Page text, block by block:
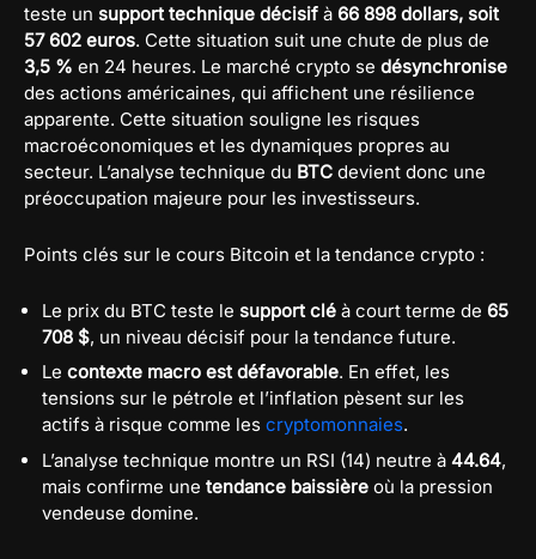
teste un support technique décisif à 66 898 dollars, soit
57 602 euros. Cette situation suit une chute de plus de
3,5 % en 24 heures. Le marché crypto se désynchronise
des actions américaines, qui affichent une résilience
apparente. Cette situation souligne les risques
macroéconomiques et les dynamiques propres au
secteur. L’analyse technique du BTC devient donc une
préoccupation majeure pour les investisseurs.
Points clés sur le cours Bitcoin et la tendance crypto :
Le prix du BTC teste le support clé à court terme de 65
708 $, un niveau décisif pour la tendance future.
Le contexte macro est défavorable. En effet, les
tensions sur le pétrole et l’inflation pèsent sur les
actifs à risque comme les cryptomonnaies.
L’analyse technique montre un RSI (14) neutre à 44.64,
mais confirme une tendance baissière où la pression
vendeuse domine.